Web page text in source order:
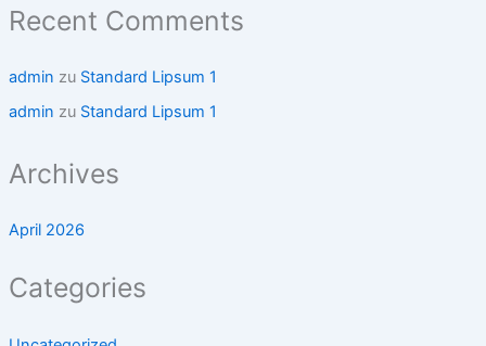
Recent Comments
admin zu Standard Lipsum 1
admin zu Standard Lipsum 1
Archives
April 2026
Categories